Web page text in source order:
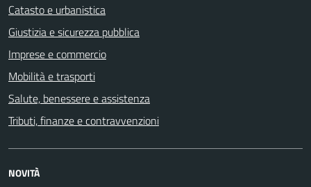
Catasto e urbanistica
Giustizia e sicurezza pubblica
Imprese e commercio
Mobilità e trasporti
Salute, benessere e assistenza
Tributi, finanze e contravvenzioni
NOVITÀ